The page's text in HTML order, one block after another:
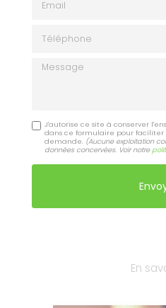
Message
J'autorise ce site à conserver
dans ce formulaire pour
demande. (Aucune exploitation
données concervées. Voir notre
En